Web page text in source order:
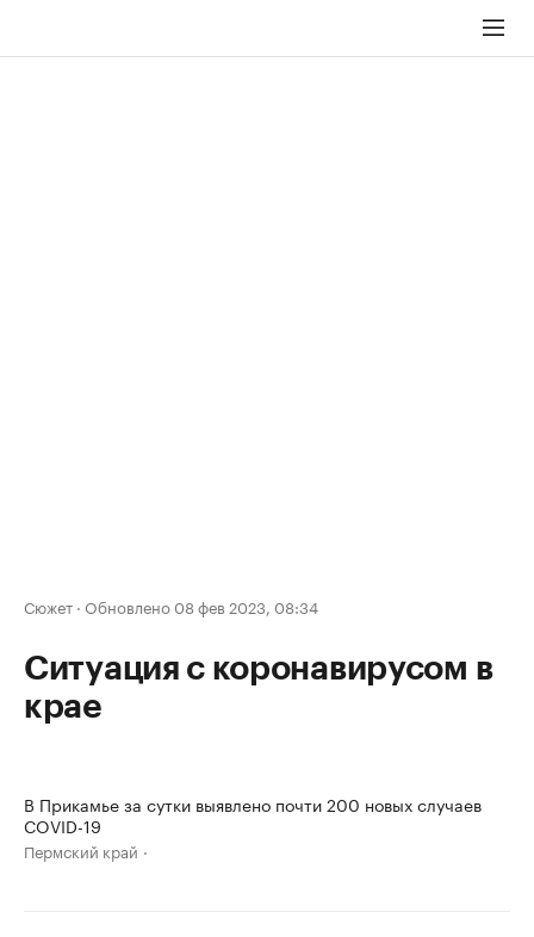
Сюжет · Обновлено 08 фев 2023, 08:34
Ситуация с коронавирусом в
крае
В Прикамье за сутки выявлено почти 200 новых случаев
COVID-19
Пермский край